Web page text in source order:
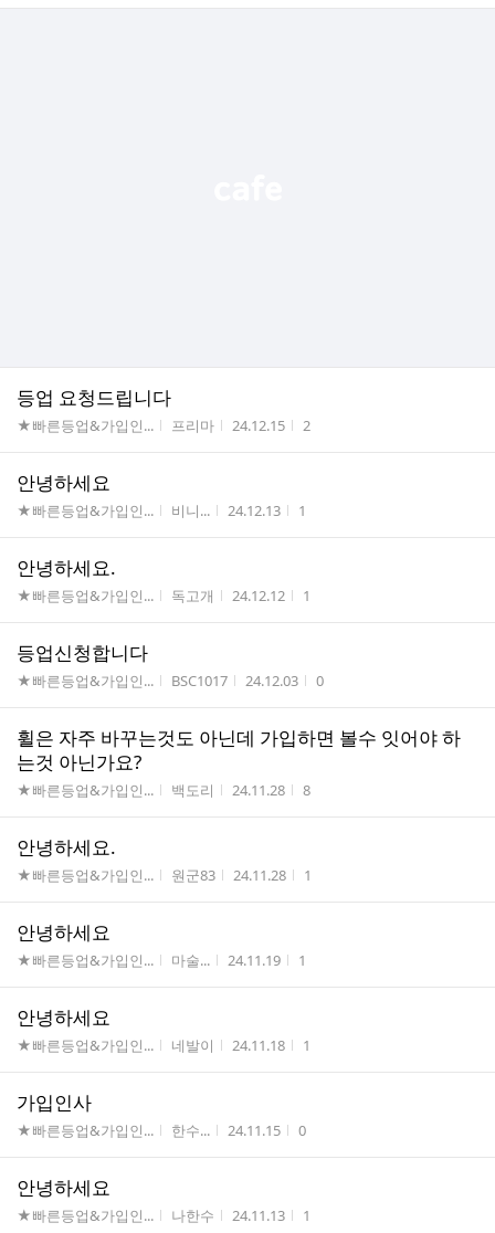
등업 요청드립니다
게시판명
★빠른등업&가입인... 작성자
프리마 작성시간
24.12.15 조회수
2
안녕하세요
게시판명
★빠른등업&가입인... 작성자
비니... 작성시간
24.12.13 조회수
1
안녕하세요.
게시판명
★빠른등업&가입인... 작성자
독고개 작성시간
24.12.12 조회수
1
등업신청합니다
게시판명
★빠른등업&가입인... 작성자
BSC1017 작성시간
24.12.03 조회수
0
휠은 자주 바꾸는것도 아닌데 가입하면 볼수 잇어야 하
는것 아닌가요?
게시판명
★빠른등업&가입인... 작성자
백도리 작성시간
24.11.28 조회수
8
안녕하세요.
게시판명
★빠른등업&가입인... 작성자
원군83 작성시간
24.11.28 조회수
1
안녕하세요
게시판명
★빠른등업&가입인... 작성자
마술... 작성시간
24.11.19 조회수
1
안녕하세요
게시판명
★빠른등업&가입인... 작성자
네발이 작성시간
24.11.18 조회수
1
가입인사
게시판명
★빠른등업&가입인... 작성자
한수... 작성시간
24.11.15 조회수
0
안녕하세요
게시판명
★빠른등업&가입인... 작성자
나한수 작성시간
24.11.13 조회수
1